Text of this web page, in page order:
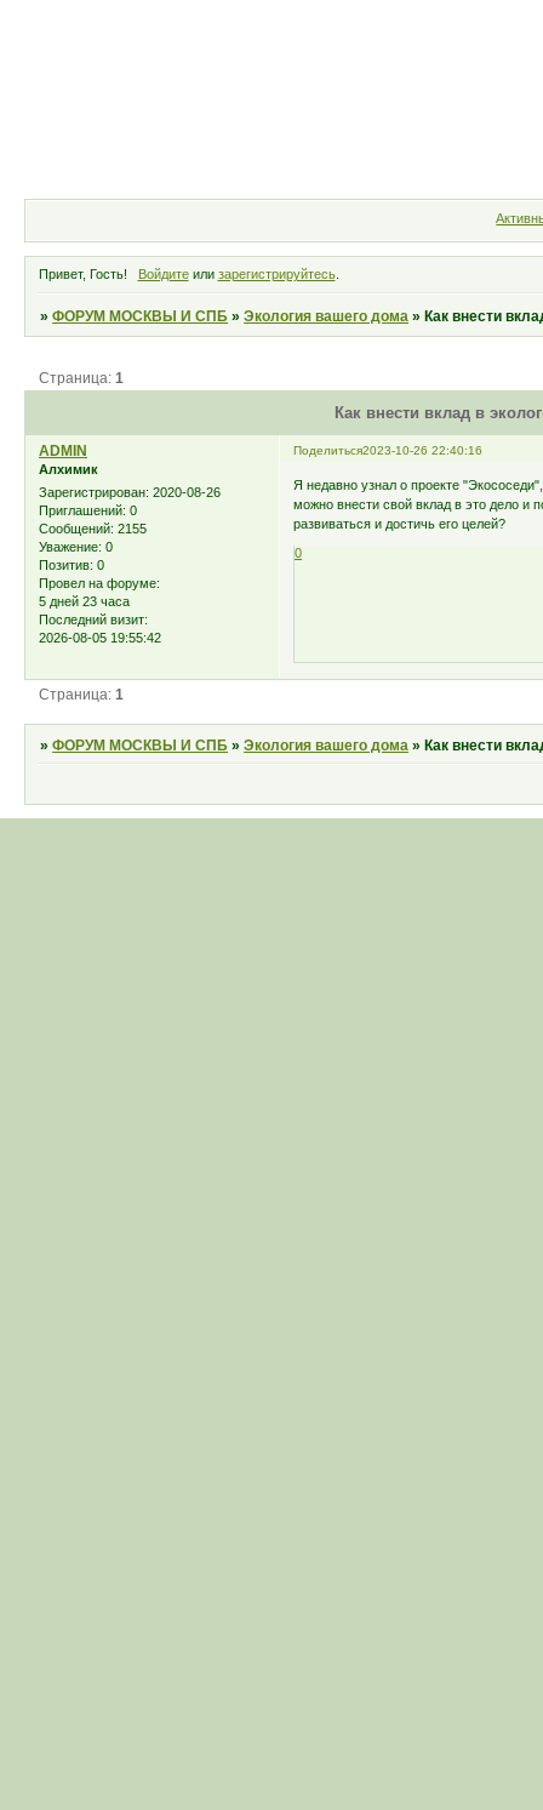
Привет, Гость! Войдитеили зарегистрируйтесь.
»ФОРУМ МОСКВЫ И СПБ »Экология вашего дома »Как внести
Как внести вклад в
Страница:1
Поделиться2023-10-26 22:40:16
ADMIN
Алхимик
Зарегистрирован: 2020-08-26
Приглашений: 0
Сообщений: 2155
Уважение: 0
Позитив: 0
Провел на форуме:
5 дней 23 часа
Последний визит:
2026-08-05 19:55:42
Я недавно узнал о проекте
можно внести свой вклад в это дело и
развиваться и достичь его целей?
0
Страница:1
»ФОРУМ МОСКВЫ И СПБ »Экология вашего дома »Как внести